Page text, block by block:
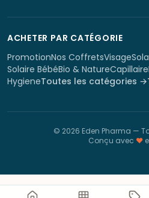
ACHETER PAR CATÉGORIE
PromotionNos CoffretsVisage
Solaire BébéBio & NatureCapillaire
HygieneToutes les catégories →
© 2026 Eden Pharma —
Conçu avec ♥